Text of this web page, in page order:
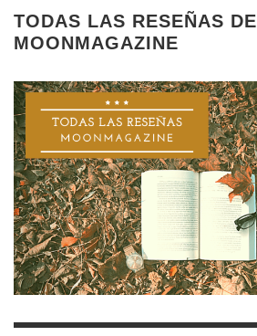
TODAS LAS RESEÑAS DE
MOONMAGAZINE